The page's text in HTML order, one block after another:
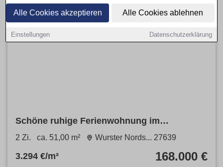
Alle Cookies akzeptieren Alle Cookies ablehnen
Einstellungen Datenschutzerklärung
Schöne ruhige Ferienwohnung im
Nordseebad Wremen zu verkaufen
2 Zi. ca. 51,00 m² Wurster Nords... 27639
3.294 €/m² 168.000 €